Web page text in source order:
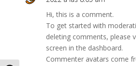
Hi, this is a comment.
To get started with
deleting comments, please
screen in the dashboard.
Commenter avatars come